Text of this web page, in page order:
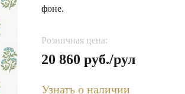
фоне.
Розничная цена:
20 860 руб./рул
Узнать о наличии